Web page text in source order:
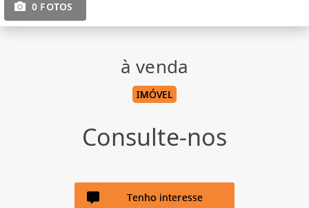
0 FOTOS
à venda
IMÓVEL
Consulte-nos
Tenho interesse